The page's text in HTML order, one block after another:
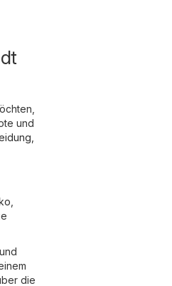
und
die